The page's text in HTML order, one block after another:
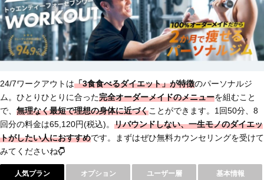
24/7ワークアウトは「3食食べるダイエット」が特徴のパーソナルジ
ム。ひとりひとりに合った完全オーダーメイドのメニューを組むこと
で、 無理なく最短で理想の身体に近づくことができます。1回50分、8
回分の料金は65,120円(税込)。 リバウンドしない、一生モノのダイエッ
トがしたい人におすすめです。まずはぜひ無料カウンセリングを受けて
みてくださいね
人気プラン オプション ユーザー層 基本情報